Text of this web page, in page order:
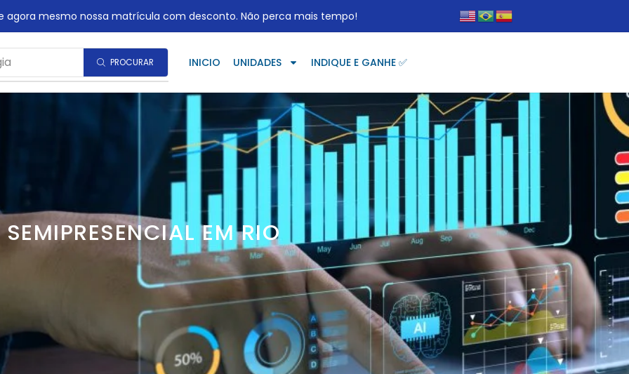
agora mesmo nossa matrícula com desconto. Não perca mais tempo!
PROCURAR INICIO UNIDADES INDIQUE E GANHE ✅
EM RIO